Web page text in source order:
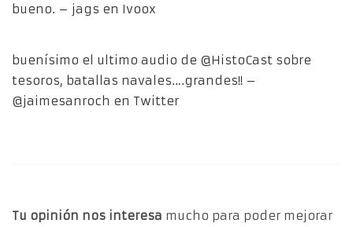
bueno. – jags en Ivoox
buenísimo el ultimo audio de @HistoCast sobre
tesoros, batallas navales….grandes!! –
@jaimesanroch en Twitter
Tu opinión nos interesa mucho para poder mejorar